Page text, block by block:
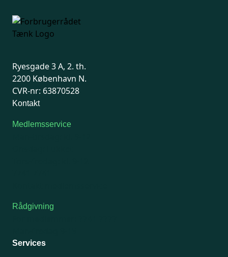
Ryesgade 3 A, 2. th.
2200 København N.
CVR-nr: 63870528
Kontakt
Medlemsservice
Rådgivning
Services